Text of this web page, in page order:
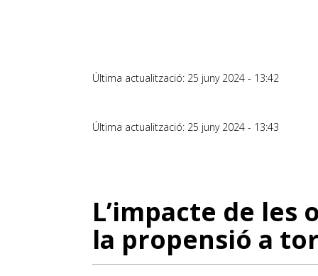
Última actualització: 25 juny 2024 - 13:42
Última actualització: 25 juny 2024 - 13:43
L’impacte de les
la propensió a